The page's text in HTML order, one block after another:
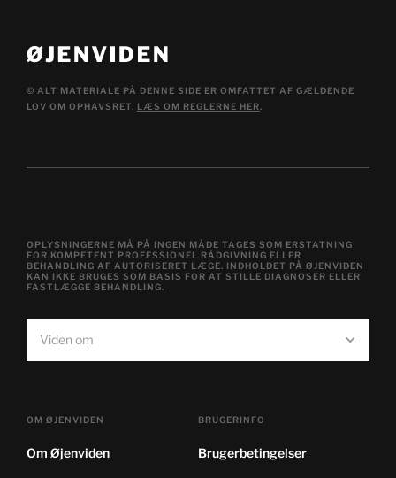
© ALT MATERIALE PÅ DENNE SIDE ER OMFATTET AF GÆLDENDE
LOV OM OPHAVSRET. LÆS OM REGLERNE HER.
Viden om
OPLYSNINGERNE MÅ PÅ INGEN MÅDE TAGES SOM ERSTATNING
FOR KOMPETENT PROFESSIONEL RÅDGIVNING ELLER
BEHANDLING AF AUTORISERET LÆGE. INDHOLDET PÅ ØJENVIDEN
KAN IKKE BRUGES SOM BASIS FOR AT STILLE DIAGNOSER ELLER
FASTLÆGGE BEHANDLING.
OM ØJENVIDEN
Om Øjenviden
BRUGERINFO
Brugerbetingelser